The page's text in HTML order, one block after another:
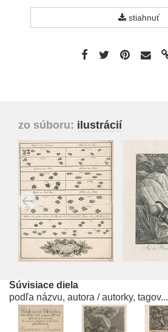
stiahnuť
zo súboru: ilustrácií
Súvisiace diela
podľa názvu, autora / autorky, tagov...